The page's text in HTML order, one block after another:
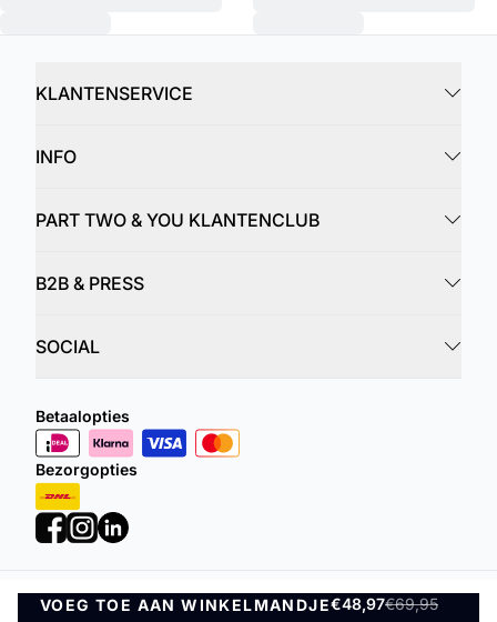
VOEG TOE AAN WINKELMANDJE€48,97€69,95
VOEG TOE AAN WINKELMANDJE
KLANTENSERVICE
INFO
PART TWO & YOU KLANTENCLUB
B2B & PRESS
SOCIAL
Betaalopties
Bezorgopties
Privacybeleid Algemene Voorwaarden